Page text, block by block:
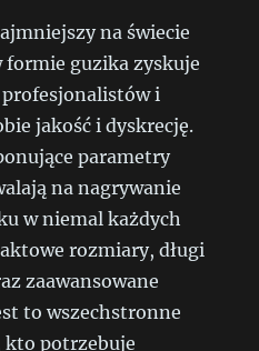
na świecie
guzika zyskuje
i
jakość i dyskrecję.
parametry
na nagrywanie
w niemal każdych
rozmiary, długi
zaawansowane
to wszechstronne
kto potrzebuje